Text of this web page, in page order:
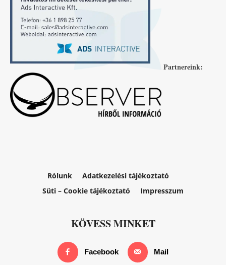
Partnereink:
Rólunk
Adatkezelési tájékoztató
Süti – Cookie tájékoztató
Impresszum
KÖVESS MINKET
Facebook Mail